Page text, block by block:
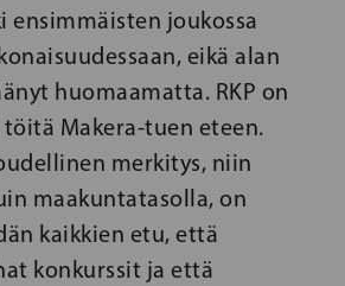
ensimmäisten joukossa
eikä alan
huomaamatta. RKP on
Makera-tuen eteen.
merkitys, niin
maakuntatasolla, on
kaikkien etu, että
konkurssit ja että